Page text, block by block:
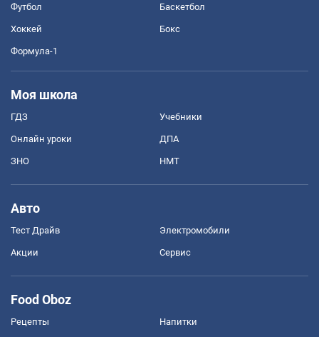
Футбол Баскетбол
Хоккей Бокс
Формула-1
Моя школа
ГДЗ Учебники
Онлайн уроки ДПА
ЗНО НМТ
Авто
Тест Драйв Электромобили
Акции Сервис
Food Oboz
Рецепты Напитки